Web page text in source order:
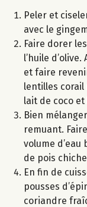
Peler et
avec le
Faire dorer
l’huile
et faire
lentilles corail
lait de coco
Bien
remuant.
volume
de pois
En fin de
pousses
coriandre